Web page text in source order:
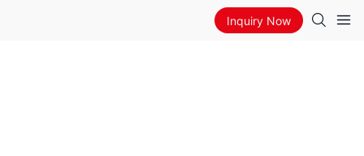
Inquiry Now